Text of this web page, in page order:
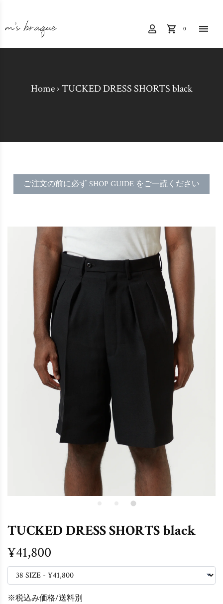
0
Home›TUCKED DRESS SHORTS black
ご注文の前に必ず SHOP GUIDE をご一読ください
TUCKED DRESS SHORTS black
¥41,800
※税込み価格/送料別